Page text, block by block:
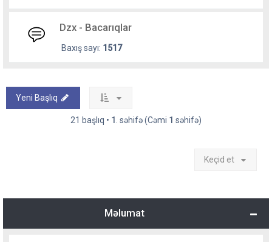
Dzx - Bacarıqlar
Baxış sayı: 1517
Yeni Başlıq
21 başlıq • 1 . səhifə (Cəmi 1 səhifə)
Keçid et
Məlumat